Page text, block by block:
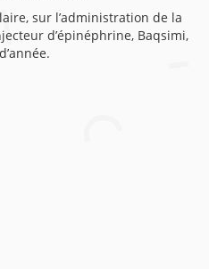
sur l’administration de la
d’épinéphrine, Baqsimi,